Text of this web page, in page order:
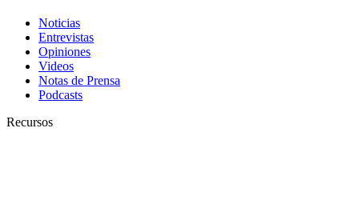
Noticias
Entrevistas
Opiniones
Videos
Notas de Prensa
Podcasts
Recursos